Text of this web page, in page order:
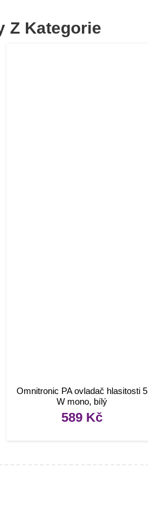
Z Kategorie
Omnitronic PA ovladač hlasitosti 5
W mono, bílý
589 Kč